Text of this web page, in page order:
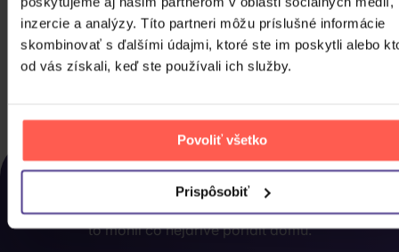
inzercie a analýzy. Títo partneri môžu príslušné informácie
skombinovať s ďalšími údajmi, ktoré ste im poskytli alebo
od vás získali, keď ste používali ich služby.
Povoliť všetko
Prispôsobiť
texty, na které se nedostalo
3CD
Skladom 30,20 €
NAPOSLEDY ZOBRAZENÉ
Rozhodli jste se nakonec pro něco jiného? Tady
najdete, co jste si u nás naposled prohlíželi, abyste si
to mohli co nejdříve pořídit domů.